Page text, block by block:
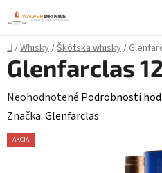
Prejsť
na
obsah
Domov
/Whisky/Škótska whisky/
Glenfarclas
Priemerné
hodnotenie
produktu
Neohodnotené Podrobnosti
Značka:Glenfarclas
AKCIA